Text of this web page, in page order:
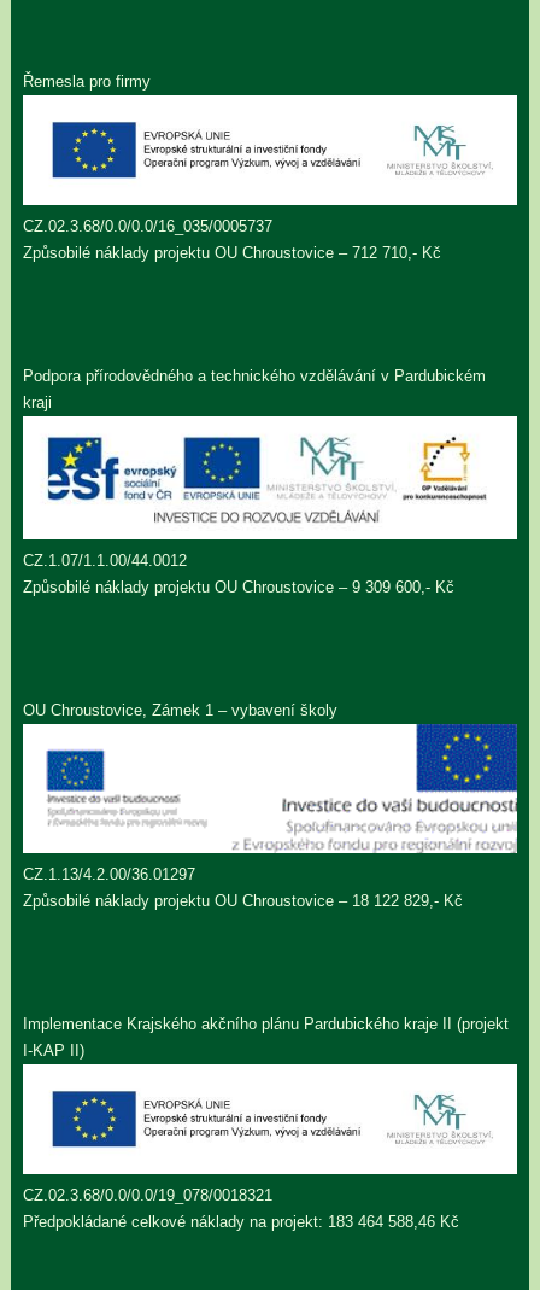
Řemesla pro firmy
CZ.02.3.68/0.0/0.0/16_035/0005737
Způsobilé náklady projektu OU Chroustovice – 712 710,- Kč
Podpora přírodovědného a technického vzdělávání v Pardubickém
kraji
CZ.1.07/1.1.00/44.0012
Způsobilé náklady projektu OU Chroustovice – 9 309 600,- Kč
OU Chroustovice, Zámek 1 – vybavení školy
CZ.1.13/4.2.00/36.01297
Způsobilé náklady projektu OU Chroustovice – 18 122 829,- Kč
Implementace Krajského akčního plánu Pardubického kraje II (projekt
I-KAP II)
CZ.02.3.68/0.0/0.0/19_078/0018321
Předpokládané celkové náklady na projekt: 183 464 588,46 Kč